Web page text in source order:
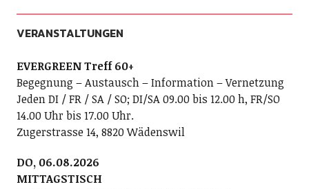
VERANSTALTUNGEN
EVERGREEN Treff 60+
Begegnung – Austausch – Information – Vernetzung
Jeden DI / FR / SA / SO; DI/SA 09.00 bis 12.00 h, FR/SO
14.00 Uhr bis 17.00 Uhr.
Zugerstrasse 14, 8820 Wädenswil
DO, 06.08.2026
MITTAGSTISCH